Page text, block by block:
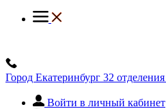
Город Екатеринбург 32 отделения
Войти в личный кабинет